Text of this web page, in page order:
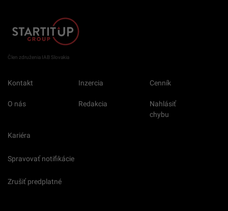
Člen združenia IAB Slovakia
Kontakt Inzercia Cenník
O nás Redakcia
Nahlásiť
chybu
Kariéra
Spravovať notifikácie
Zrušiť predplatné